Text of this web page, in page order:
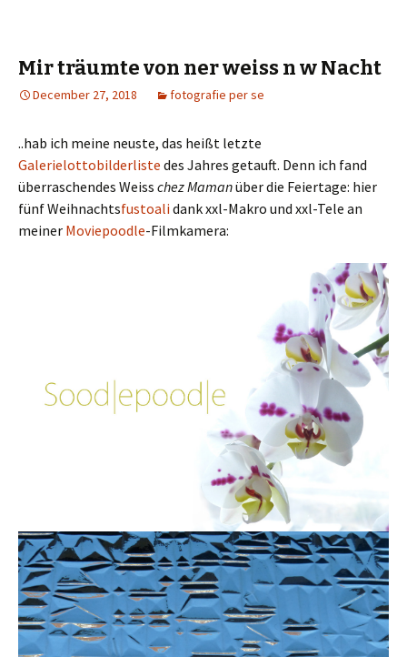
Mir träumte von ner weiss n w Nacht
December 27, 2018 fotografie per se
..hab ich meine neuste, das heißt letzte
Galerielottobilderliste des Jahres getauft. Denn ich fand
überraschendes Weiss chez Mamanüber die Feiertage: hier
fünf Weihnachtsfustoalidank xxl-Makro und xxl-Tele an
meiner Moviepoodle-Filmkamera: